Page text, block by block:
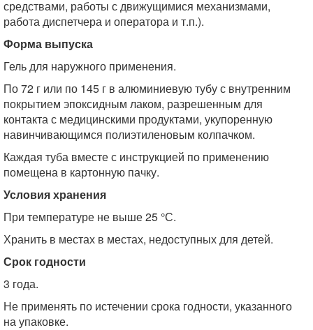
средствами, работы с движущимися механизмами,
работа диспетчера и оператора и т.п.).
Форма выпуска
Гель для наружного применения.
По 72 г или по 145 г в алюминиевую тубу с внутренним
покрытием эпоксидным лаком, разрешенным для
контакта с медицинскими продуктами, укупоренную
навинчивающимся полиэтиленовым колпачком.
Каждая туба вместе с инструкцией по применению
помещена в картонную пачку.
Условия хранения
При температуре не выше 25 °С.
Хранить в местах в местах, недоступных для детей.
Срок годности
3 года.
Не применять по истечении срока годности, указанного
на упаковке.